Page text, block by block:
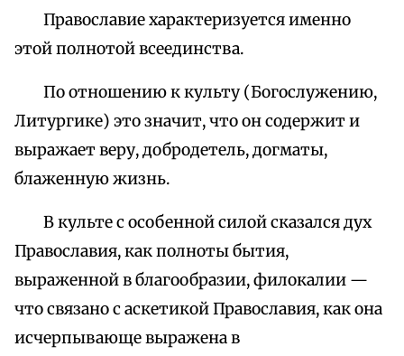
Православие характеризуется именно
этой полнотой всеединства.
По отношению к культу (Богослужению,
Литургике) это значит, что он содержит и
выражает веру, добродетель, догматы,
блаженную жизнь.
В культе с особенной силой сказался дух
Православия, как полноты бытия,
выраженной в благообразии, филокалии —
что связано с аскетикой Православия, как она
исчерпывающе выражена в